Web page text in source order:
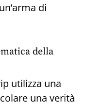
di
della
utilizza una
una verità